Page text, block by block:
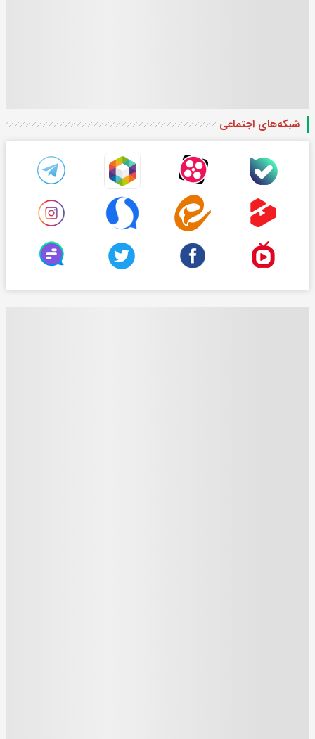
شبکه‌های اجتماعی